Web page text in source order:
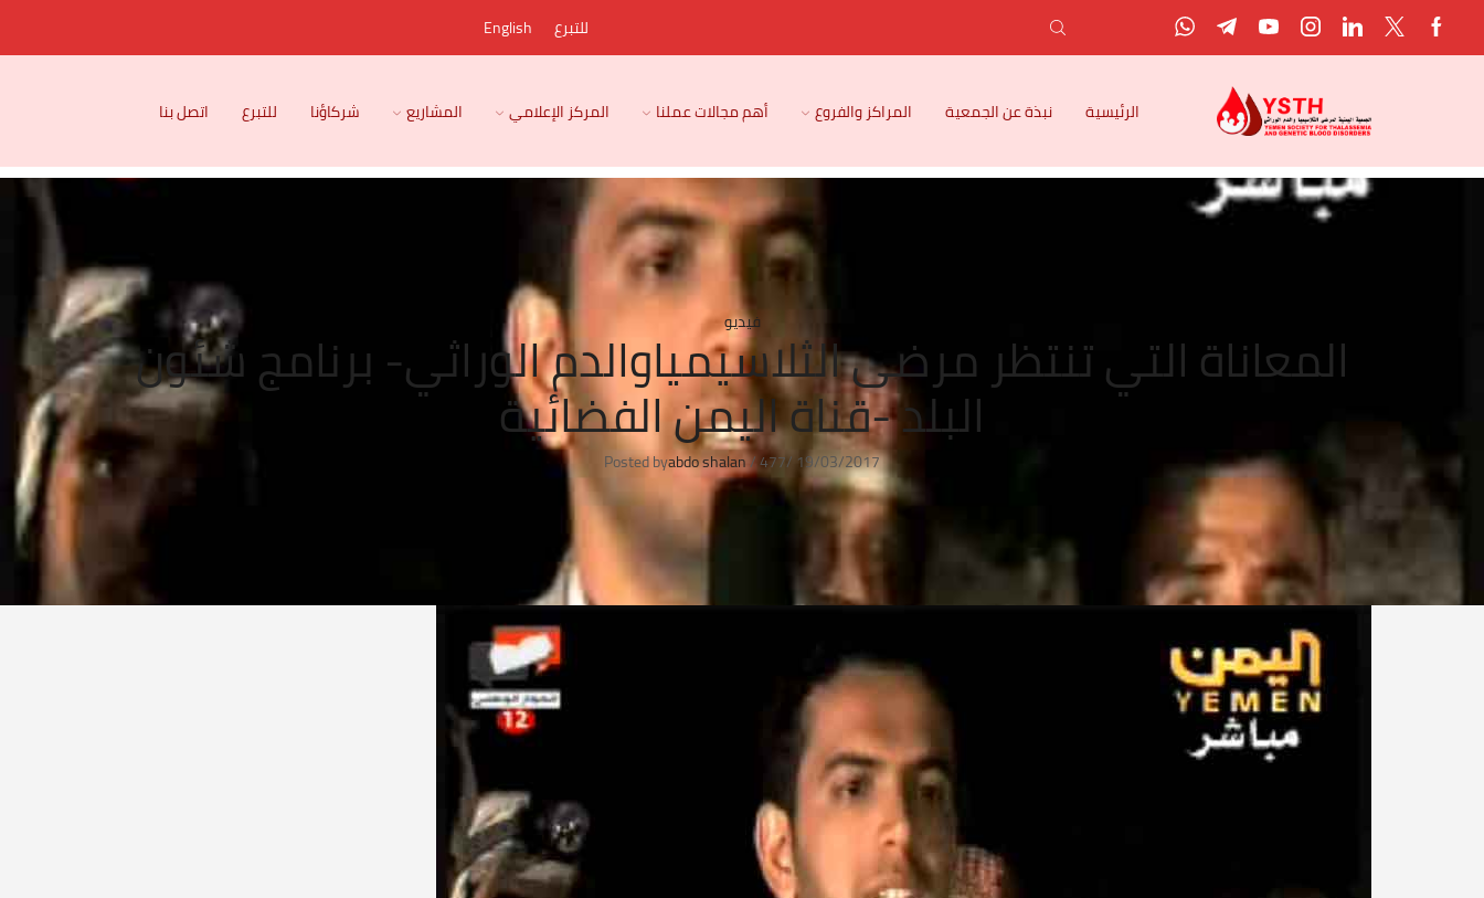
للتبرع English
الرئيسية نبذة عن الجمعية المراكز والفروع أهم مجالات عملنا المركز الإعلامي المشاريع شركاؤنا للتبرع اتصل بنا
فيديو
المعاناة التي تنتظر مرضى الثلاسيمياوالدم الوراثي- برنامج شئون
البلد -قناة اليمن الفضائية
19/03/2017
/
Posted byabdo shalan/477